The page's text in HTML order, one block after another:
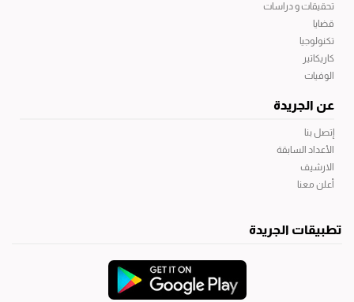
تحقيقات و دراسات
قضايا
تكنولوجيا
كاريكاتير
الوفيات
عن الجريدة
إتصل بنا
الأعداد السابقة
الارشيف
أعلن معنا
تطبيقات الجريدة